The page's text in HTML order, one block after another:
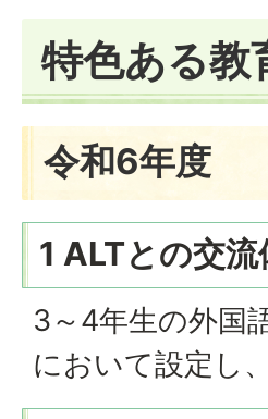
特色ある教
令和6年度
1 ALTとの交流
3～4年生の外国
において設定し